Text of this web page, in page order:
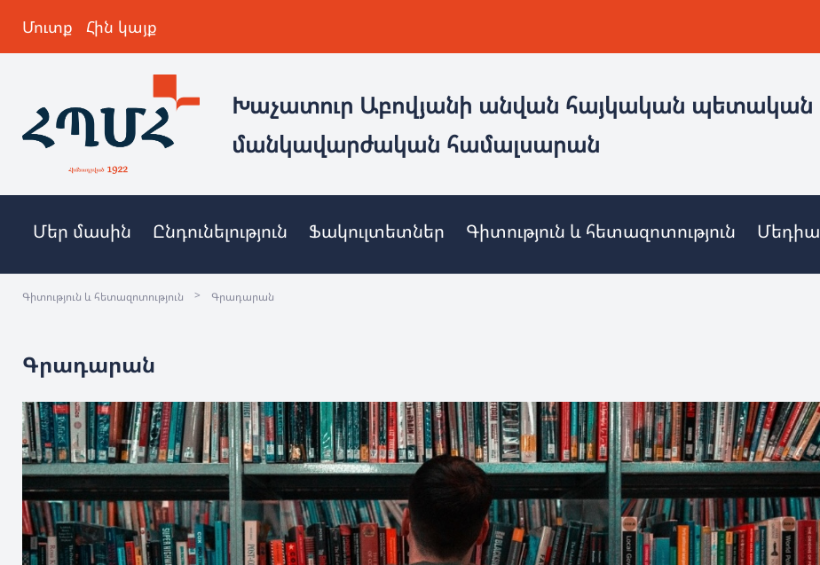
Մուտք Հին կայք
Խաչատուր Աբովյանի անվան հայկական պետական
մանկավարժական համալսարան
Մեր մասին Ընդունելություն Ֆակուլտետներ Գիտություն և հետազոտություն Մեդիա
Գիտություն և հետազոտություն > Գրադարան
Գրադարան